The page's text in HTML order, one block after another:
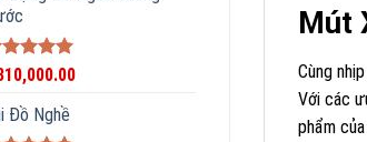
5.00
of 5
Đồ Nghề
Mút
Cùng
Với các
phẩm